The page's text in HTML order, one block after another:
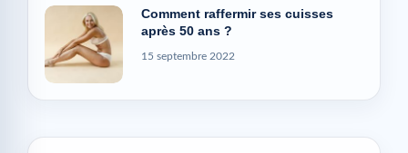
Comment raffermir ses cuisses
après 50 ans ?
15 septembre 2022